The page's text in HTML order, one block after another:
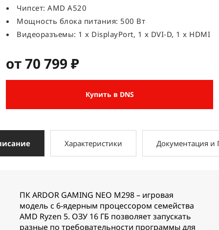
Чипсет: AMD A520
Мощность блока питания: 500 Вт
Видеоразъемы: 1 x DisplayPort, 1 x DVI-D, 1 x HDMI
от 70 799 ₽
Купить в DNS
Характеристики Документация и
ПК ARDOR GAMING NEO M298 – игровая
модель с 6-ядерным процессором семейства
AMD Ryzen 5. ОЗУ 16 ГБ позволяет запускать
разные по требовательности программы для